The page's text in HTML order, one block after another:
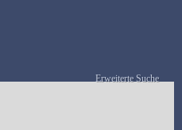
Erweiterte Suche